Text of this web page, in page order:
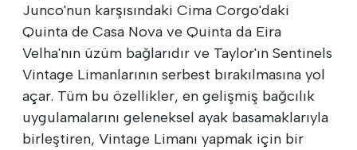
Junco'nun karşısındaki Cima Corgo'daki
Quinta de Casa Nova ve Quinta da Eira
Velha'nın üzüm bağlarıdır ve Taylor'ın Sentinels
Vintage Limanlarının serbest bırakılmasına yol
açar. Tüm bu özellikler, en gelişmiş bağcılık
uygulamalarını geleneksel ayak basamaklarıyla
birleştiren, Vintage Limanı yapmak için bir